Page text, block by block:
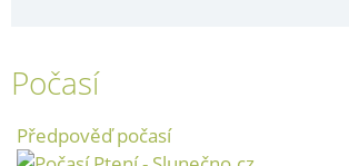
Počasí
Předpověď počasí